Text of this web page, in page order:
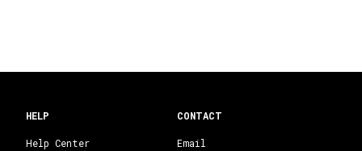
CONTACT
Email
HELP
Help Center